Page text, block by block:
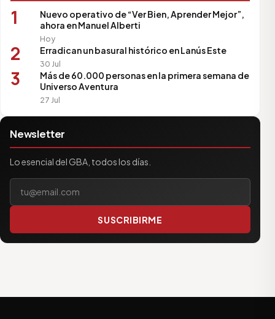
1
Nuevo operativo de “Ver Bien, Aprender Mejor”,
ahora en Manuel Alberti
Hoy
2 Erradican un basural histórico en Lanús Este
30 Jul
3
Más de 60.000 personas en la primera semana de
Universo Aventura
27 Jul
Newsletter
Lo esencial del GBA, todos los días.
Tu correo electrónico
SUSCRIBIRME